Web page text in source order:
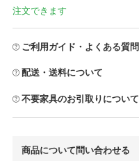
注文できます
ご利用ガイド・よくある質問
配送・送料について
不要家具のお引取りについて
商品について問い合わせる